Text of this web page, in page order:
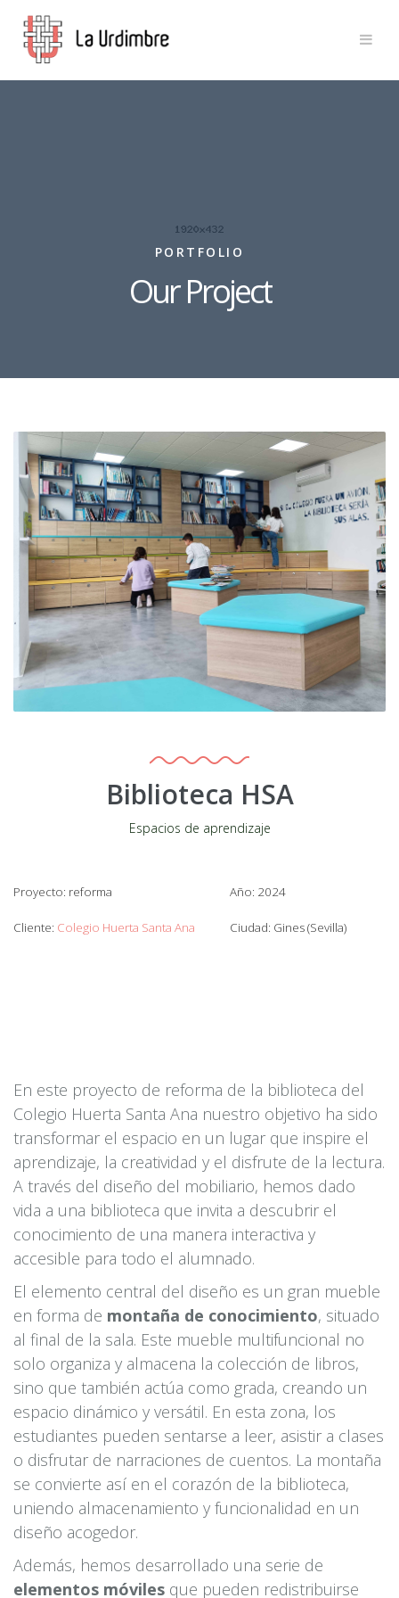
PORTFOLIO
Our Project
Biblioteca HSA
Espacios de aprendizaje
Proyecto: reforma Año: 2024
Cliente: Colegio Huerta Santa Ana Ciudad: Gines (Sevilla)
En este proyecto de reforma de la biblioteca del
Colegio Huerta Santa Ana nuestro objetivo ha sido
transformar el espacio en un lugar que inspire el
aprendizaje, la creatividad y el disfrute de la lectura.
A través del diseño del mobiliario, hemos dado
vida a una biblioteca que invita a descubrir el
conocimiento de una manera interactiva y
accesible para todo el alumnado.
El elemento central del diseño es un gran mueble
en forma de montaña de conocimiento, situado
al final de la sala. Este mueble multifuncional no
solo organiza y almacena la colección de libros,
sino que también actúa como grada, creando un
espacio dinámico y versátil. En esta zona, los
estudiantes pueden sentarse a leer, asistir a clases
o disfrutar de narraciones de cuentos. La montaña
se convierte así en el corazón de la biblioteca,
uniendo almacenamiento y funcionalidad en un
diseño acogedor.
Además, hemos desarrollado una serie de
elementos móviles que pueden redistribuirse